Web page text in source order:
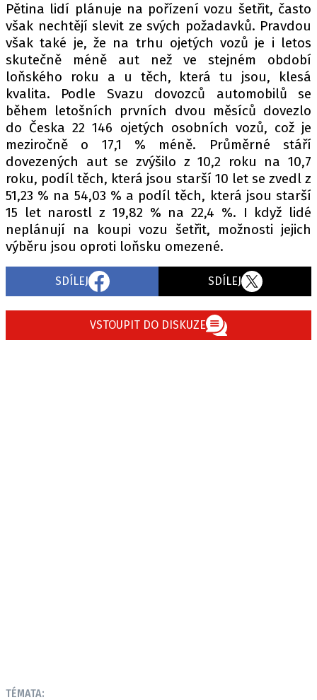
Pětina lidí plánuje na pořízení vozu šetřit, často
však nechtějí slevit ze svých požadavků. Pravdou
však také je, že na trhu ojetých vozů je i letos
skutečně méně aut než ve stejném období
loňského roku a u těch, která tu jsou, klesá
kvalita. Podle Svazu dovozců automobilů se
během letošních prvních dvou měsíců dovezlo
do Česka 22 146 ojetých osobních vozů, což je
meziročně o 17,1 % méně. Průměrné stáří
dovezených aut se zvýšilo z 10,2 roku na 10,7
roku, podíl těch, která jsou starší 10 let se zvedl z
51,23 % na 54,03 % a podíl těch, která jsou starší
15 let narostl z 19,82 % na 22,4 %. I když lidé
neplánují na koupi vozu šetřit, možnosti jejich
výběru jsou oproti loňsku omezené.
SDÍLEJ SDÍLEJ
VSTOUPIT DO DISKUZE
TÉMATA: